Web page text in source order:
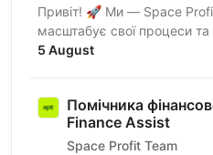
Привіт! 🚀 Ми — Space Profit Team, команда, яка
масштабує свої процеси та
Саме тому шукаємо
5 August
Помічника
Finance Assist
Space Profit Team